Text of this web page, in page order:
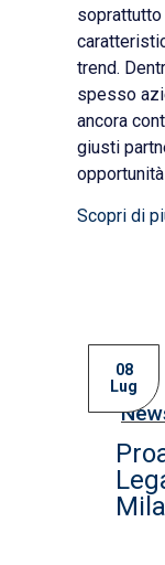
trend.
spesso
ancora
giusti
Scopri di
08
Lug